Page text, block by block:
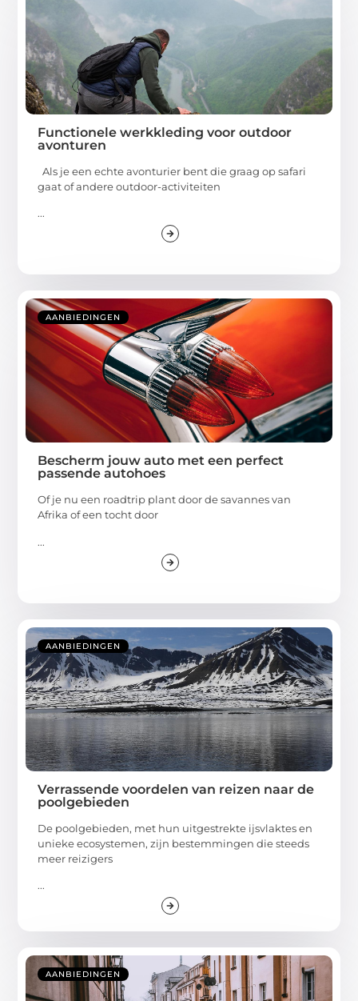
Functionele werkkleding voor outdoor
avonturen
Als je een echte avonturier bent die graag op safari
gaat of andere outdoor-activiteiten
...
AANBIEDINGEN
Bescherm jouw auto met een perfect
passende autohoes
Of je nu een roadtrip plant door de savannes van
Afrika of een tocht door
...
AANBIEDINGEN
Verrassende voordelen van reizen naar de
poolgebieden
De poolgebieden, met hun uitgestrekte ijsvlaktes en
unieke ecosystemen, zijn bestemmingen die steeds
meer reizigers
...
AANBIEDINGEN